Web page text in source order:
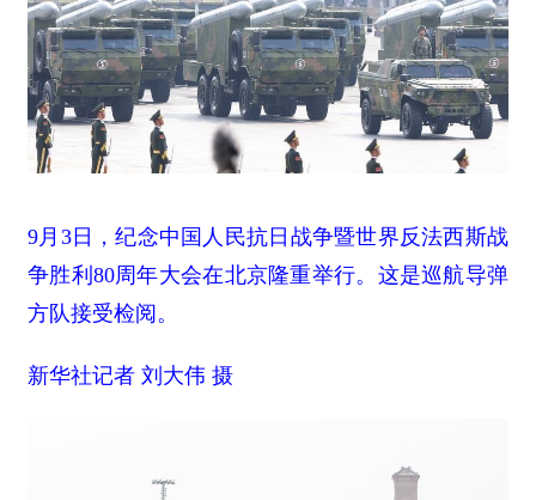
9月3日，纪念中国人民抗日战争暨世界反法西斯战
争胜利80周年大会在北京隆重举行。这是巡航导弹
方队接受检阅。
新华社记者 刘大伟 摄